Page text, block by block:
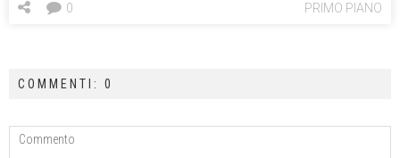
PRIMO PIANO
0
COMMENTI: 0